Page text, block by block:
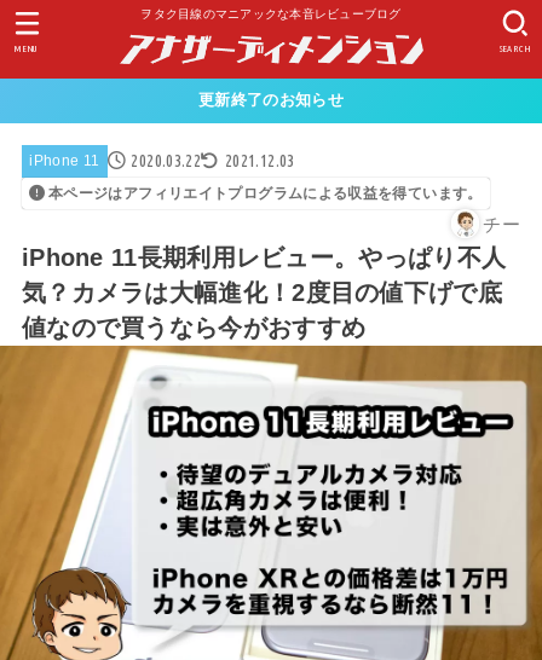
ヲタク目線のマニアックな本音レビューブログ
SEARCH
MENU
更新終了のお知らせ
iPhone 11 2020.03.22 2021.12.03
本ページはアフィリエイトプログラムによる収益を得ています。
チー
iPhone 11長期利用レビュー。やっぱり不人
気？カメラは大幅進化！2度目の値下げで底
値なので買うなら今がおすすめ